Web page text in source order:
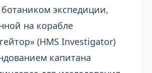
экспедиции,
на корабле
(HMS Investigator)
капитана